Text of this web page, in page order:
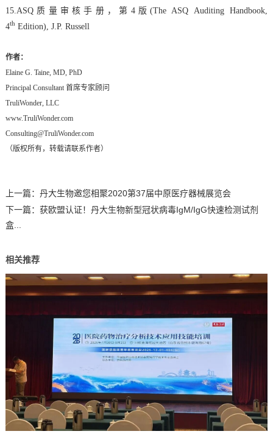
15.ASQ质量审核手册，第4版(The ASQ Auditing Handbook,
4th Edition), J.P. Russell
作者：
Elaine G. Taine, MD, PhD
Principal Consultant 首席专家顾问
TruliWonder, LLC
www.TruliWonder.com
Consulting@TruliWonder.com
（版权所有，转载请联系作者）
上一篇： 丹大生物邀您相聚2020第37届中原医疗器械展览会
下一篇： 获欧盟认证！丹大生物新型冠状病毒IgM/IgG快速检测试剂
盒...
相关推荐